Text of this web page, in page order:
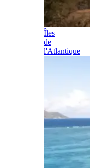
Îles
de
l'Atlantique